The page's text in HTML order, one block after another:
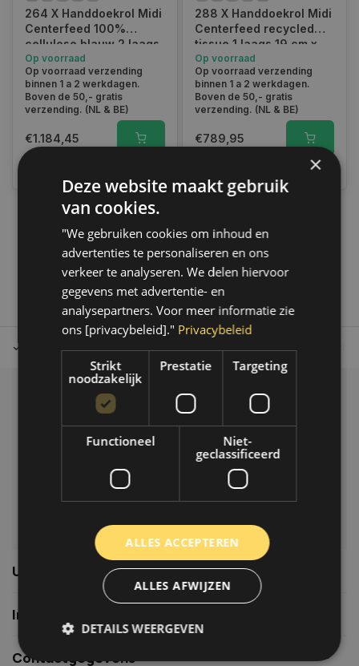
264 X Handdoekrol Midi
Centerfeed 100%
cellulose blauw 2 laags
20 cm x 135 m
Op voorraad
Op voorraad verzending
binnen 1 a 2 werkdagen.
Boven de 50,- gratis
verzending. (NL & BE)
€1.184,45
288 X Handdoekrol Midi
Centerfeed recycled
tissue 1 laags 19 cm x
270 m
Op voorraad
Op voorraad verzending
binnen 1 a 2 werkdagen.
Boven de 50,- gratis
verzending. (NL & BE)
€789,95
1
Tot 30 dagen retour sturen. Op werkdagen voor 14.00 uur
Klantenservice
Veelgestelde vragen
06-39119169
info@autoklusser.nl
Usefull links
Informatie
Contactgegevens
×
Deze website maakt gebruik
van cookies.
"We gebruiken cookies om inhoud en
advertenties te personaliseren en ons
verkeer te analyseren. We delen hiervoor
gegevens met advertentie- en
analysepartners. Voor meer informatie zie
ons [privacybeleid]." Privacybeleid
Strikt
noodzakelijk
Prestatie Targeting
Functioneel
Niet-
geclassificeerd
ALLES ACCEPTEREN
ALLES AFWIJZEN
DETAILS WEERGEVEN